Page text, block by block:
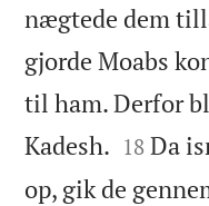
nægtede dem
gjorde Moabs
til ham. Derfor
Kadesh. 

18 Da
op, gik de